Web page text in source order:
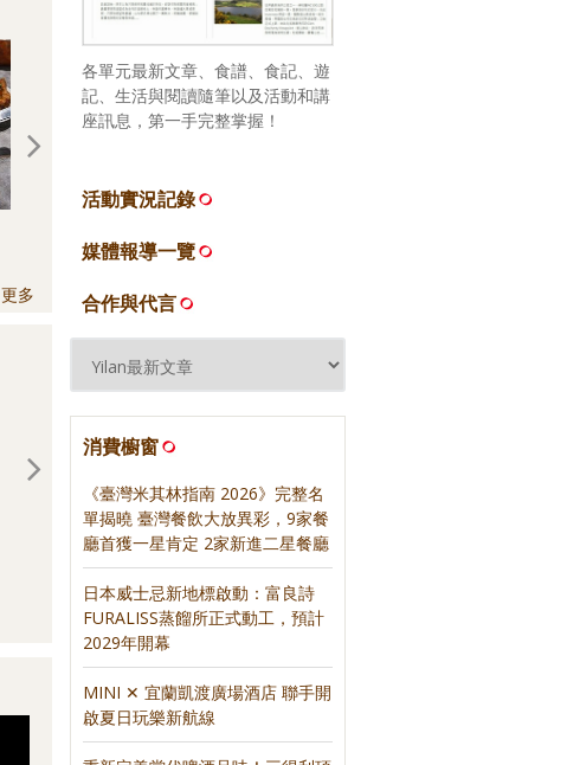
更多
《日日三餐，早 ‧ 午 ‧
晚》‧ 寫樂文化
《紅茶經》‧ 寫樂文化
各單元最新文章、食譜、食記、遊
記、生活與閱讀隨筆以及活動和講
座訊息，第一手完整掌握！
活動實況記錄
媒體報導一覽
合作與代言
消費櫥窗
《臺灣米其林指南 2026》完整名
單揭曉 臺灣餐飲大放異彩，9家餐
廳首獲一星肯定 2家新進二星餐廳
日本威士忌新地標啟動：富良詩
FURALISS蒸餾所正式動工，預計
2029年開幕
MINI ✕ 宜蘭凱渡廣場酒店 聯手開
啟夏日玩樂新航線